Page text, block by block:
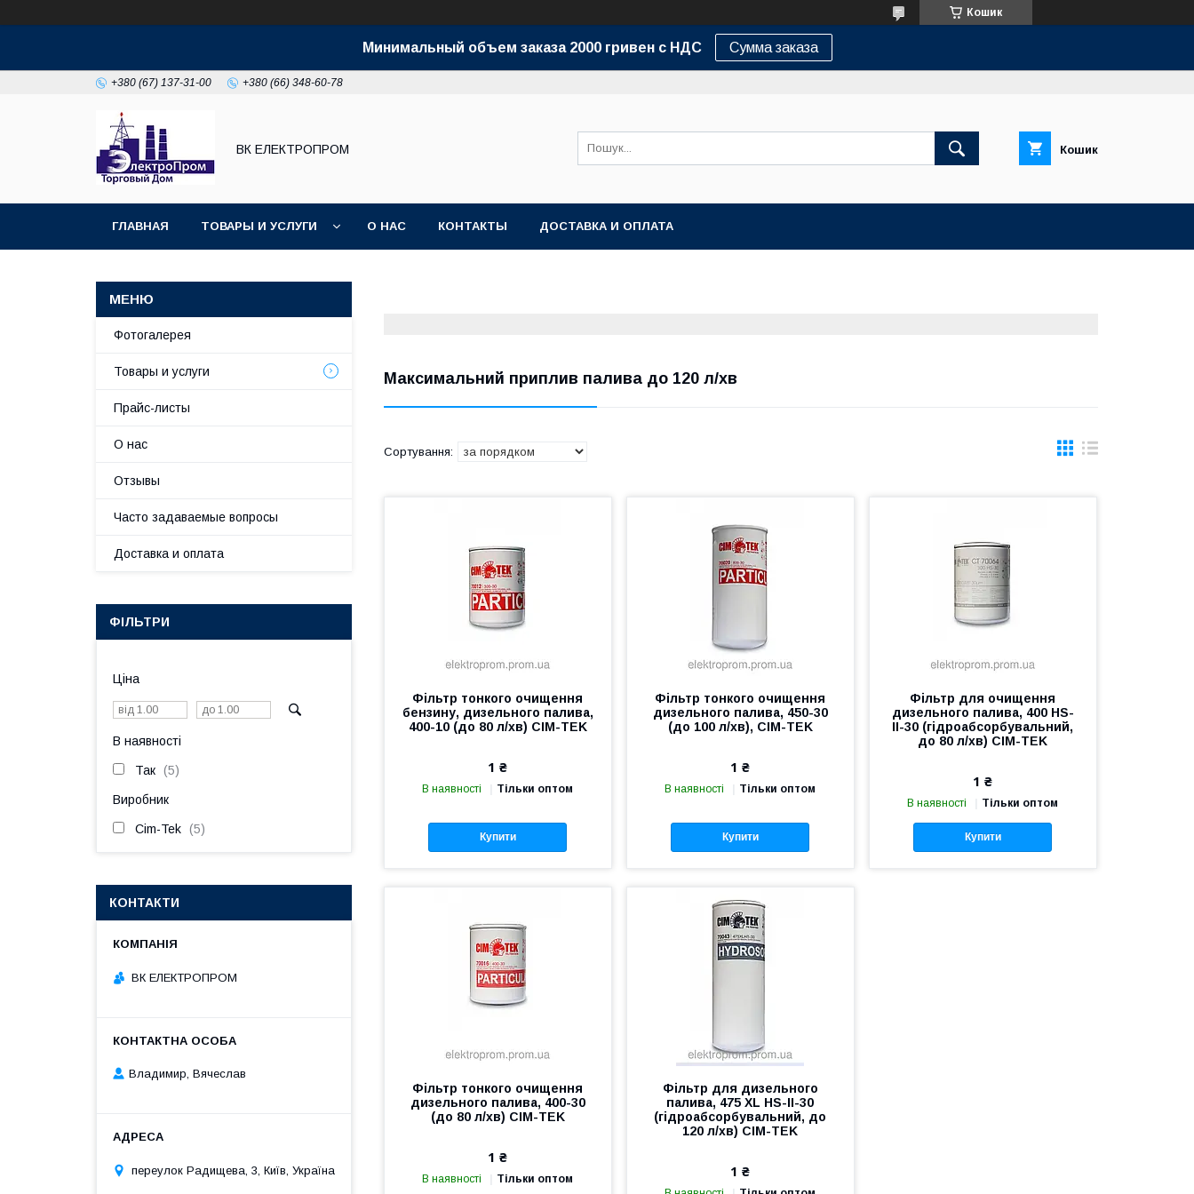
Кошик
Минимальный объем заказа 2000 гривен с НДС Сумма заказа
+380 (67) 137-31-00 +380 (66) 348-60-78
ВК ЕЛЕКТРОПРОМ Кошик
ГЛАВНАЯ ТОВАРЫ И УСЛУГИ О НАС КОНТАКТЫ ДОСТАВКА И ОПЛАТА
Максимальний приплив палива до 120 л/хв
Фільтр тонкого очищення
бензину, дизельного палива,
400-10 (до 80 л/хв) CIM-TEK
1 ₴
В наявності Тільки оптом
Купити
Фільтр тонкого очищення
дизельного палива, 450-30
(до 100 л/хв), CIM-TEK
1 ₴
В наявності Тільки оптом
Купити
Фільтр для очищення
дизельного палива, 400 HS-
II-30 (гідроабсорбувальний,
до 80 л/хв) CIM-TEK
1 ₴
В наявності Тільки оптом
Купити
Фільтр тонкого очищення
дизельного палива, 400-30
(до 80 л/хв) CIM-TEK
1 ₴
В наявності Тільки оптом
Фільтр для дизельного
палива, 475 XL HS-II-30
(гідроабсорбувальний, до
120 л/хв) CIM-TEK
1 ₴
Фотогалерея
Товары и услуги
Прайс-листы
О нас
Отзывы
Часто задаваемые вопросы
Доставка и оплата
ФІЛЬТРИ
Ціна
В наявності
Так 5
Виробник
Cim-Tek 5
КОНТАКТИ
ВК ЕЛЕКТРОПРОМ
Владимир, Вячеслав
переулок Радищева, 3, Київ, Україна